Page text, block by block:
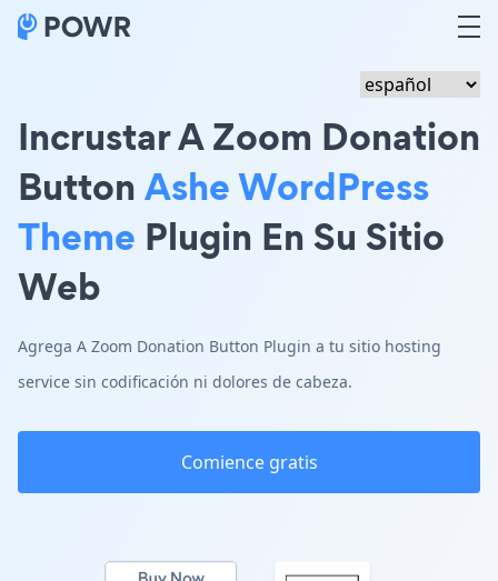
Incrustar A Zoom Donation
ButtonAshe WordPress
Theme Plugin En Su Sitio
Web
Agrega A Zoom Donation Button Plugin a tu sitio hosting
service sin codificación ni dolores de cabeza.
Comience gratis